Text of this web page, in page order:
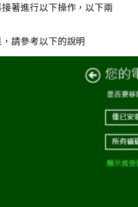
著進行以下操作，以下兩
請參考以下的說明